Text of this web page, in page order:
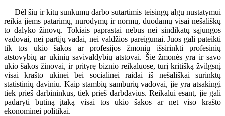
Dėl šių ir kitų sunkumų darbo sutartimis teisingų algų nustatymui
reikia jiems patarimų, nurodymų ir normų, duodamų visai nešališkų
to dalyko žinovų. Tokiais paprastai nebus nei sindikatų sąjungos
vadovai, nei partijų vadai, nei valdžios pareigūnai. Juos gali pateikti
tik tos ūkio šakos ar profesijos žmonių išsirinkti profesinių
atstovybių ar ūkinių savivaldybių atstovai. Šie žmonės yra ir savo
ūkio šakos žinovai, ir prityrę biznio reikaluose, turį kritišką žvilgsnį
visai krašto ūkinei bei socialinei raidai iš nešališkai surinktų
statistinių daviniu. Kaip stambių sambūrių vadovai, jie yra atsakingi
tiek prieš darbininkus, tiek prieš darbdavius. Reikalui esant, jie gali
padaryti būtiną įtaką visai tos ūkio šakos ar net viso krašto
ekonominei politikai.